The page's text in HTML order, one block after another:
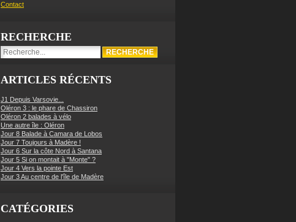
Contact
RECHERCHE
ARTICLES RÉCENTS
J1 Depuis Varsovie...
Oléron 3 : le phare de Chassiron
Oléron 2 balades à vélo
Une autre île : Oléron
Jour 8 Balade à Camara de Lobos
Jour 7 Toujours à Madère !
Jour 6 Sur la côte Nord à Santana
Jour 5 Si on montait à "Monte" ?
Jour 4 Vers la pointe Est
Jour 3 Au centre de l'île de Madère
CATÉGORIES